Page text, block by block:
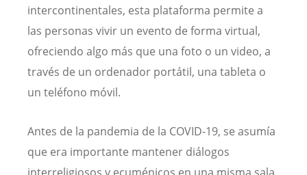
intercontinentales, esta plataforma permite a
las personas vivir un evento de forma virtual,
ofreciendo algo más que una foto o un video, a
través de un ordenador portátil, una tableta o
un teléfono móvil.
Antes de la pandemia de la COVID-19, se asumía
que era importante mantener diálogos